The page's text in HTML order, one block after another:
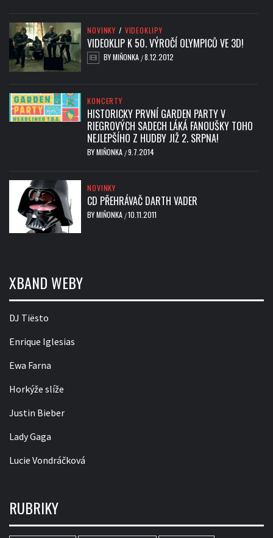
NOVINKY / VIDEOKLIPY
VIDEOKLIP K 50. VÝROČÍ OLYMPICŮ VE 3D!
BYMIŇONKA /8.12.2012
KONCERTY
HISTORICKY PRVNÍ GARDEN PARTY V
RIEGROVÝCH SADECH LÁKÁ FANOUŠKY TOHO
NEJLEPŠÍHO Z HUDBY JIŽ 2. SRPNA!
BYMIŇONKA /9.7.2014
NOVINKY
CD PŘEHRÁVAČ DARTH VADER
BYMIŇONKA /10.11.2011
XBAND WEBY
DJ Tiësto
Enrique Iglesias
Ewa Farna
Horkýže slíže
Justin Bieber
Lady Gaga
Lucie Vondráčková
RUBRIKY